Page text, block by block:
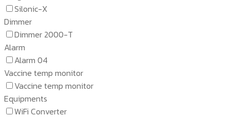
Silonic-X
Dimmer
Dimmer 2000-T
Alarm
Alarm 04
Vaccine temp monitor
Vaccine temp monitor
Equipments
WiFi Converter